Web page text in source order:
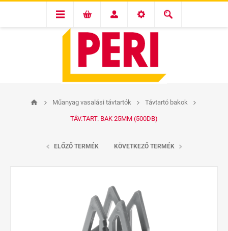
Műanyag vasalási távtartók Távtartó bakok
TÁV.TART. BAK 25MM (500DB)
ELŐZŐ TERMÉK KÖVETKEZŐ TERMÉK